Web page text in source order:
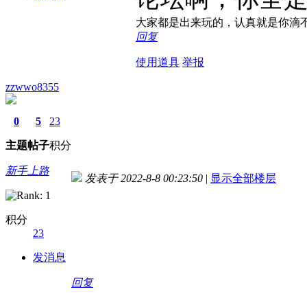
大家都是出来玩的，认真就是你滴
回复
使用道具 举报
zzwwo8355
0
主题
5
帖子
23
积分
新手上路
积分
23
发消息
发表于 2022-8-8 00:23:50 | 显示全部楼层
回复